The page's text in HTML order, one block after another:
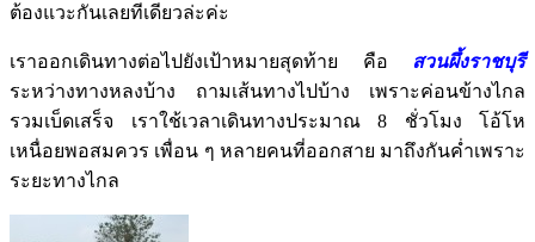
ต้องแวะกันเลยทีเดียวล่ะค่ะ
เราออกเดินทางต่อไปยังเป้าหมายสุดท้าย คือ สวนผึ้งราชบุรี
ระหว่างทางหลงบ้าง ถามเส้นทางไปบ้าง เพราะค่อนข้างไกล
รวมเบ็ดเสร็จ เราใช้เวลาเดินทางประมาณ 8 ชั่วโมง โอ้โห
เหนื่อยพอสมควร เพื่อน ๆ หลายคนที่ออกสาย มาถึงกันค่ำเพราะ
ระยะทางไกล